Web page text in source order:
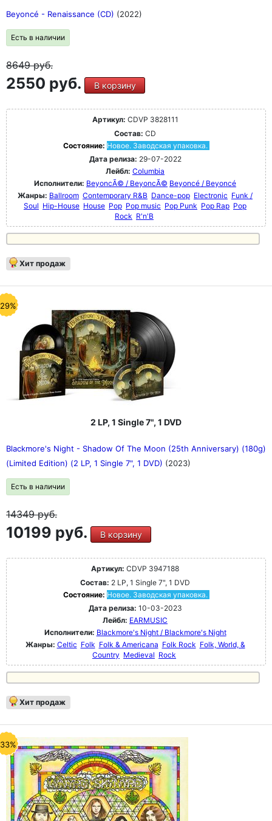
Beyoncé - Renaissance (CD) (2022)
Есть в наличии
8649руб.
2550 руб. В корзину
Артикул: CDVP 3828111
Состав: CD
Состояние: Новое. Заводская упаковка.
Дата релиза: 29-07-2022
Лейбл: Columbia
Исполнители: BeyoncÃ© / BeyoncÃ© Beyoncé / Beyoncé
Жанры: Ballroom Contemporary R&B Dance-pop Electronic Funk /
Soul Hip-House House Pop Pop music Pop Punk Pop Rap Pop
Rock R'n'B
Хит продаж
2 LP, 1 Single 7", 1 DVD
Blackmore's Night - Shadow Of The Moon (25th Anniversary) (180g)
(Limited Edition) (2 LP, 1 Single 7", 1 DVD) (2023)
Есть в наличии
14349руб.
10199 руб. В корзину
Артикул: CDVP 3947188
Состав: 2 LP, 1 Single 7", 1 DVD
Состояние: Новое. Заводская упаковка.
Дата релиза: 10-03-2023
Лейбл: EARMUSIC
Исполнители: Blackmore's Night / Blackmore's Night
Жанры: Celtic Folk Folk & Americana Folk Rock Folk, World, &
Country Medieval Rock
Хит продаж